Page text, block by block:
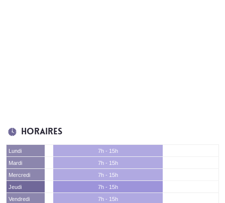
Horaires
Lundi
7h - 15h
Mardi
7h - 15h
Mercredi
7h - 15h
Jeudi
7h - 15h
Vendredi
7h - 15h